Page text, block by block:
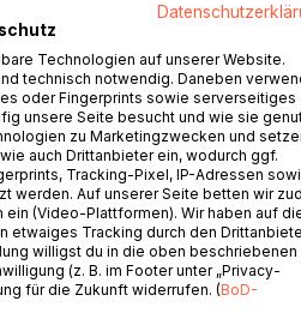
ist die alle drei Monate
(Septemberi 2019) enthält u. a
Mitglieder, Rezensionen, einen
TITEL BEI
Technologien auf unserer Website.
technisch notwendig. Daneben
oder Fingerprints sowie serverseitiges
unsere Seite besucht und wie sie
zu Marketingzwecken und
auch Drittanbieter ein, wodurch ggf.
Tracking-Pixel, IP-Adressen
werden. Auf unserer Seite betten wir
(Video-Plattformen). Wir haben auf
etwaiges Tracking durch den
willigst du in die oben beschriebenen
(z. B. im Footer unter „Privacy-
für die Zukunft widerrufen. (BoD-